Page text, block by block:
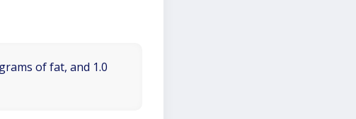
of fat, and 1.0